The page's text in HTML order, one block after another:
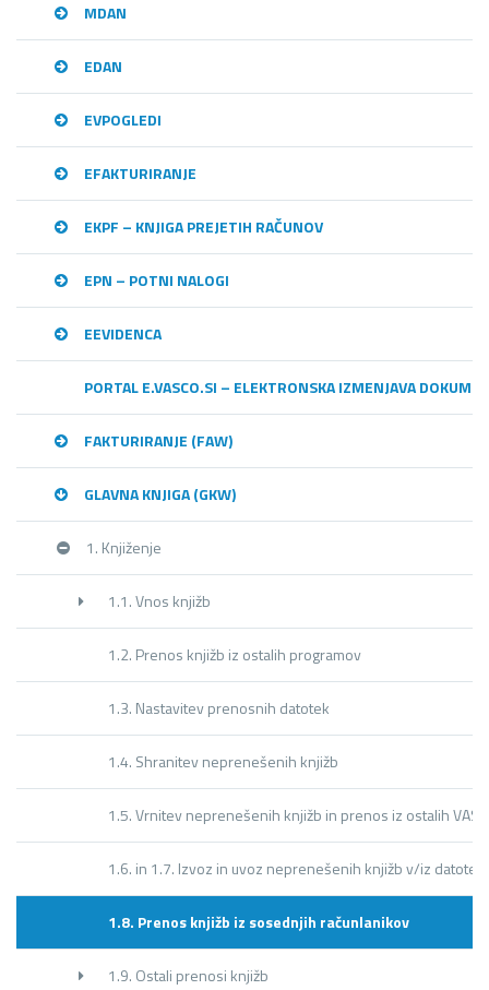
MDAN
EDAN
EVPOGLEDI
EFAKTURIRANJE
EKPF – KNJIGA PREJETIH RAČUNOV
EPN – POTNI NALOGI
EEVIDENCA
PORTAL E.VASCO.SI – ELEKTRONSKA IZMENJAVA
FAKTURIRANJE (FAW)
GLAVNA KNJIGA (GKW)
1. Knjiženje
1.1. Vnos knjižb
1.2. Prenos knjižb iz ostalih programov
1.3. Nastavitev prenosnih datotek
1.4. Shranitev neprenešenih knjižb
1.5. Vrnitev neprenešenih knjižb in prenos iz ostalih
1.6. in 1.7. Izvoz in uvoz neprenešenih knjižb v/iz
1.8. Prenos knjižb iz sosednjih računlanikov
1.9. Ostali prenosi knjižb